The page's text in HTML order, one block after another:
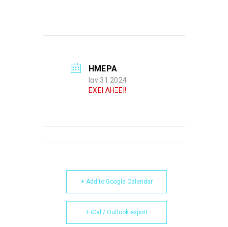
ΗΜΕΡΑ
Ιαν 31 2024
ΕΧΕΙ ΛΗΞΕΙ!
+ Add to Google Calendar
+ iCal / Outlook export